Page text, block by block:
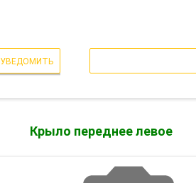
УВЕДОМИТЬ
Крыло переднее левое